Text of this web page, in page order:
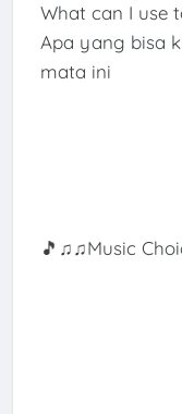
What can I use
Apa yang bisa
mata ini
🎵♫♫Music